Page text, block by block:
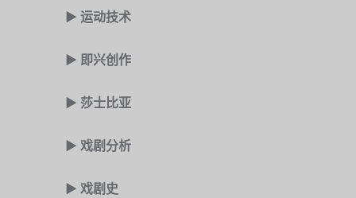
► 运动技术
► 即兴创作
► 莎士比亚
► 戏剧分析
► 戏剧史